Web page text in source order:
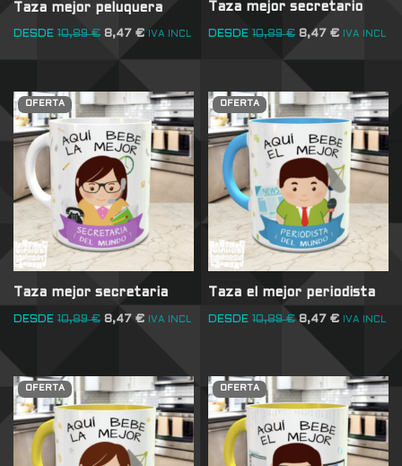
Taza mejor peluquera
DESDE 10,89€ 8,47 € IVA INCL
Taza mejor secretario
DESDE 10,89€ 8,47€ IVA INCL
OFERTA
Taza mejor secretaria
DESDE 10,89€ 8,47 € IVA INCL
OFERTA
Taza el mejor periodista
DESDE 10,89€ 8,47€ IVA INCL
OFERTA OFERTA